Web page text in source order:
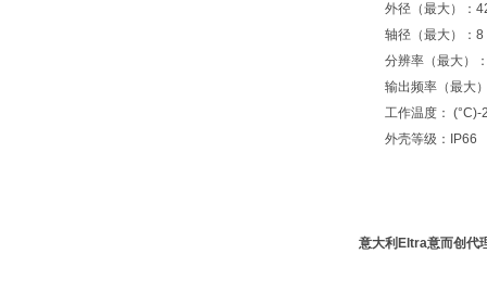
外径（最大）：
轴径（最大）：8
分辨率（最大）
输出频率（最大）
工作温度： (°C)-
外壳等级：IP66
意大利Eltra意而创代